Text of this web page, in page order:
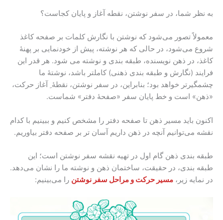
به نظر شما، در سفر نوشتن، نقطه آغاز و پایان کجاست؟
معمولاً تصور می‌شود که نوشتن با نگارش کلمات بر صفحه کاغذ
شروع می‌شود، در حالی که هر نوشته، پیش از خودنمایی بر پهنۀ
کاغذ، در ذهن نویسنده، طبقه بندی و نوشته می شود. هر قدر این
فرایند (نگارش و طبقه بندی ذهنی) کاملتر باشد، نوشتۀ ما
چشمگیرتر خواهد بود؛ بنابراین، در سفر نوشتن، نقطۀ ِ آغاز حرکت،
«ذهن» است و خط پایان سفر «صفحۀ دفتر» شماست.
اکنون باید مسیر ذهن تا صفحه دفتر را مشخص کنیم و ببینیم با کدام
نقشه می‌توانیم آنچه در ذهن داریم آسان تر بر صفحه دفتر بیاوریم.
طبقه بندی ذهن گام اول در تهیه نقشه سفر نوشتن است؛ این
طبقه بندی، در حقیقت، ساختمان ذهن و نوشته ما را نشان می‌دهد.
در نمایه زیر، مسیر حرکت و مراحل سفر نوشتن را می‌بینیم: